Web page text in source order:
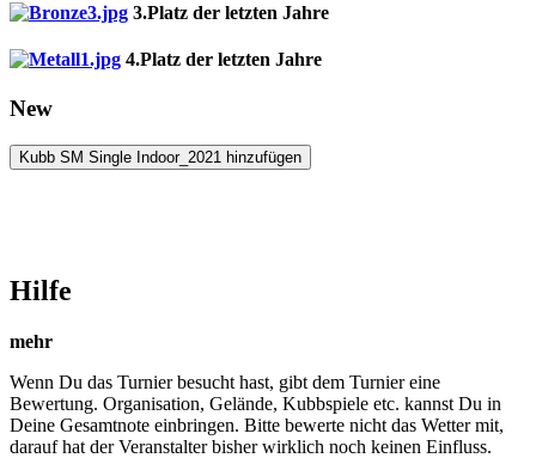
3.Platz der letzten Jahre
4.Platz der letzten Jahre
New
Kubb SM Single Indoor_2021 hinzufügen
Hilfe
mehr
Wenn Du das Turnier besucht hast, gibt dem Turnier eine
Bewertung. Organisation, Gelände, Kubbspiele etc. kannst Du in
Deine Gesamtnote einbringen. Bitte bewerte nicht das Wetter mit,
darauf hat der Veranstalter bisher wirklich noch keinen Einfluss.